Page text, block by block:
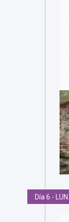
Día 6 - LUN.